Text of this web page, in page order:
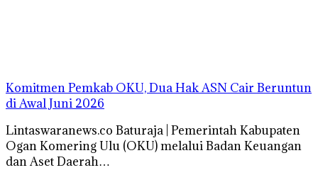
Komitmen Pemkab OKU, Dua Hak ASN Cair Beruntun
di Awal Juni 2026
Lintaswaranews.co Baturaja | Pemerintah Kabupaten
Ogan Komering Ulu (OKU) melalui Badan Keuangan
dan Aset Daerah…